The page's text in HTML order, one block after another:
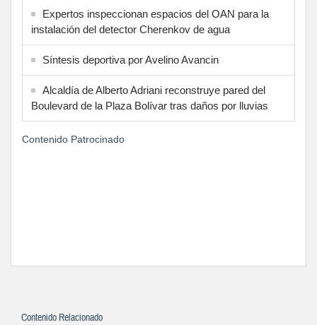
Expertos inspeccionan espacios del OAN para la
instalación del detector Cherenkov de agua
Síntesis deportiva por Avelino Avancin
Alcaldía de Alberto Adriani reconstruye pared del
Boulevard de la Plaza Bolívar tras daños por lluvias
Contenido Patrocinado
Contenido Relacionado